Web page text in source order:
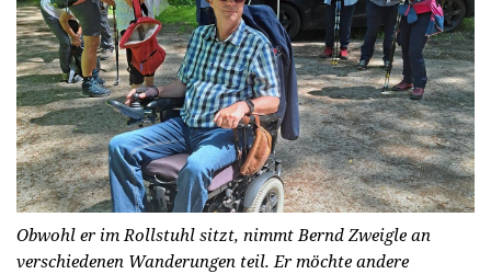
Obwohl er im Rollstuhl sitzt, nimmt Bernd Zweigle an
verschiedenen Wanderungen teil. Er möchte andere